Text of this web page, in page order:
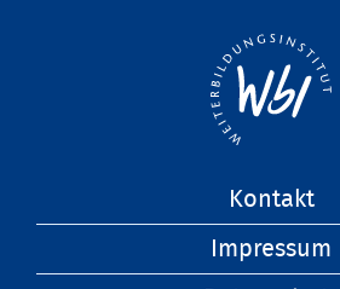
Kontakt
Impressum